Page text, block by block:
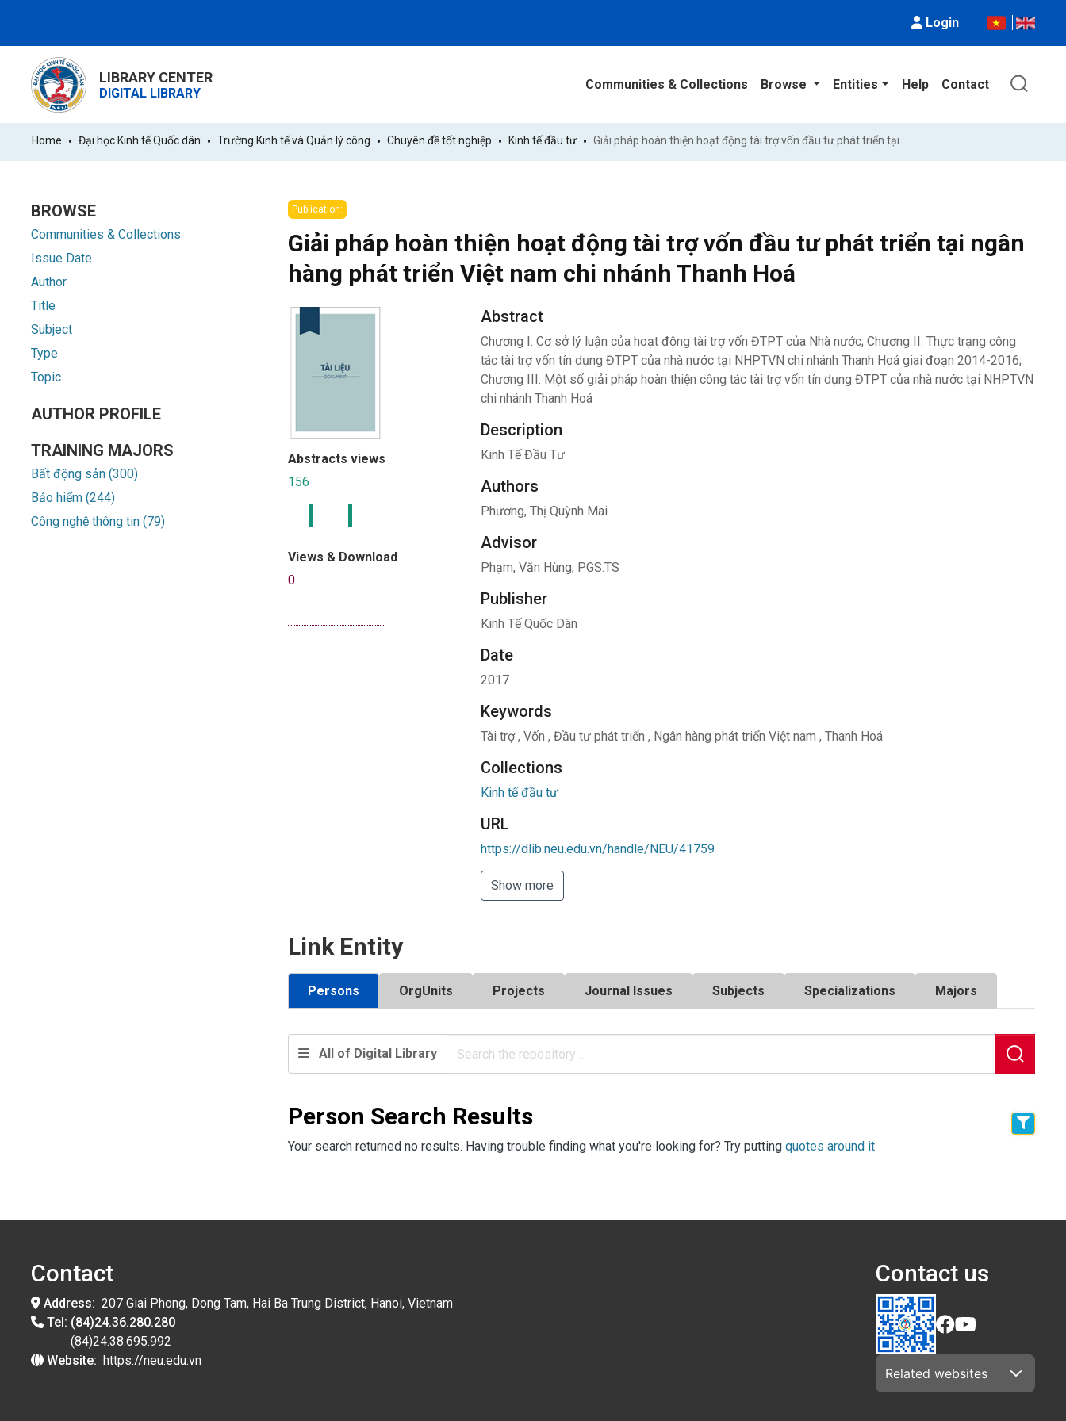
Login
LIBRARY CENTER
DIGITAL LIBRARY
Communities & Collections Browse Entities Help Contact
Home Đại học Kinh tế Quốc dân Trường Kinh tế và Quản lý công Chuyên đề tốt nghiệp Kinh tế đầu tư
BROWSE
Communities & Collections
Issue Date
Author
Title
Subject
Type
Topic
AUTHOR PROFILE
TRAINING MAJORS
Bất động sản (300)
Bảo hiểm (244)
Công nghệ thông tin (79)
Publication:
Giải pháp hoàn thiện hoạt động tài trợ vốn đầu tư phát triển tại ngân
hàng phát triển Việt nam chi nhánh Thanh Hoá
Abstracts views
156
Views & Download
0
Abstract
Chương I: Cơ sở lý luận của hoạt động tài trợ vốn ĐTPT của Nhà nước; Chương II: Thực trạng công
tác tài trợ vốn tín dụng ĐTPT của nhà nước tại NHPTVN chi nhánh Thanh Hoá giai đoạn 2014-2016;
Chương III: Một số giải pháp hoàn thiện công tác tài trợ vốn tín dụng ĐTPT của nhà nước tại NHPTVN
chi nhánh Thanh Hoá
Description
Kinh Tế Đầu Tư
Authors
Phương, Thị Quỳnh Mai
Advisor
Phạm, Văn Hùng, PGS.TS
Publisher
Kinh Tế Quốc Dân
Date
2017
Keywords
Tài trợ, Vốn , Đầu tư phát triển , Ngân hàng phát triển Việt nam , Thanh Hoá
Collections
Kinh tế đầu tư
URL
https://dlib.neu.edu.vn/handle/NEU/41759
Show more
Link Entity
Persons OrgUnits Projects Journal Issues Subjects Specializations Majors
All of Digital Library
Person Search Results
Your search returned no results. Having trouble finding what you're looking for? Try putting quotes around it
Contact
Address: 207 Giai Phong, Dong Tam, Hai Ba Trung District, Hanoi, Vietnam
Tel: (84)24.36.280.280
(84)24.38.695.992
Website: https://neu.edu.vn
Contact us
Related websites